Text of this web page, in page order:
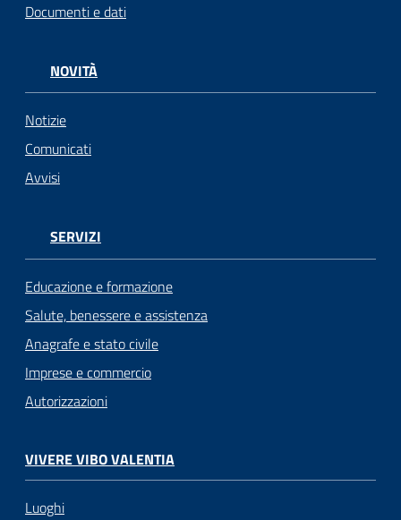
Documenti e dati
NOVITÀ
Notizie
Comunicati
Avvisi
SERVIZI
Educazione e formazione
Salute, benessere e assistenza
Anagrafe e stato civile
Imprese e commercio
Autorizzazioni
VIVERE VIBO VALENTIA
Luoghi